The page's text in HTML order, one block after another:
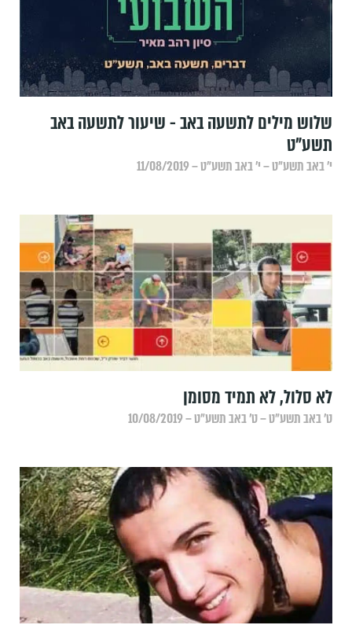
שלוש מילים לתשעה באב - שיעור לתשעה באב
תשע"ט
י׳ באב תשע״ט – י׳ באב תשע״ט – 11/08/2019
לא סלול, לא תמיד מסומן
ט׳ באב תשע״ט – ט׳ באב תשע״ט – 10/08/2019